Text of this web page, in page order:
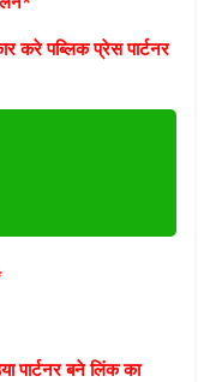
पब्लिक प्रेस पार्टनर
पार्टनर बने लिंक का